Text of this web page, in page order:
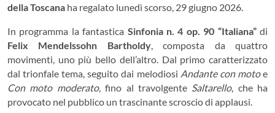
della Toscana ha regalato lunedì scorso, 29 giugno 2026.
In programma la fantastica Sinfonia n. 4 op. 90 “Italiana”di
Felix Mendelssohn Bartholdy, composta da quattro
movimenti, uno più bello dell’altro. Dal primo caratterizzato
dal trionfale tema, seguito dai melodiosi Andante con motoe
Con moto moderato, fino al travolgente Saltarello, che ha
provocato nel pubblico un trascinante scroscio di applausi.